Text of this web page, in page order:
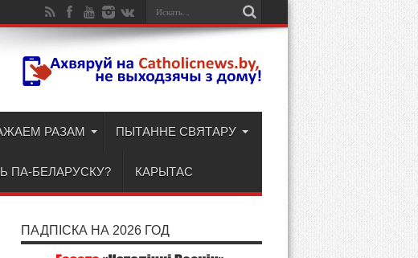
РАЗАМ ПЫТАННЕ СВЯТАРУ
ПА-БЕЛАРУСКУ? КАРЫТАС
ПАДПІСКА НА 2026 ГОД